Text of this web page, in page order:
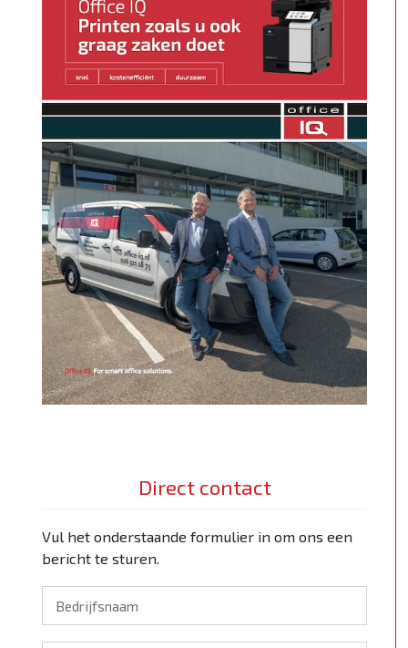
Direct contact
Vul het onderstaande formulier in om ons een
bericht te sturen.